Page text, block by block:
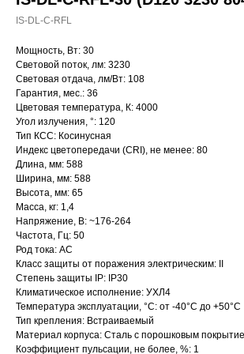
IS-DL-C-RFL
Мощность, Вт: 30
Световой поток, лм: 3230
Световая отдача, лм/Вт: 108
Гарантия, мес.: 36
Цветовая температура, К: 4000
Угол излучения, °: 120
Тип КСС: Косинусная
Индекс цветопередачи (CRI), не менее: 80
Длина, мм: 588
Ширина, мм: 588
Высота, мм: 65
Масса, кг: 1,4
Напряжение, В: ~176-264
Частота, Гц: 50
Род тока: AC
Класс защиты от поражения электрическим: II
Степень защиты IP: IP30
Климатическое исполнение: УХЛ4
Температура эксплуатации, °С: от -40°C до +50°C
Тип крепления: Встраиваемый
Материал корпуса: Сталь с порошковым
Коэффициент пульсации, не более, %: 1